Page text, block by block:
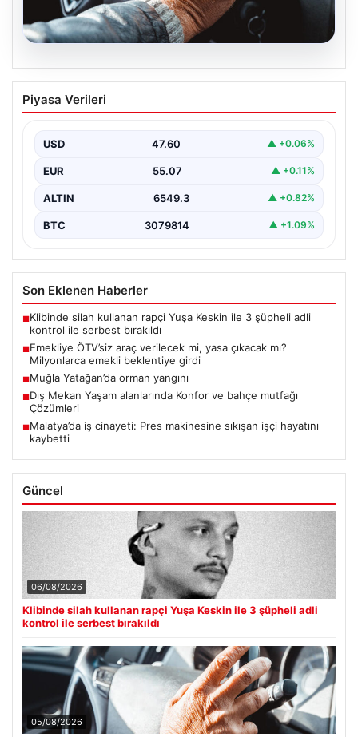
Emekliye ÖTV’siz araç verilecek mi,
yasa çıkacak mı? Milyonlarca emekli
Piyasa Verileri
USD 47.60 ▲ +0.06%
EUR 55.07 ▲ +0.11%
ALTIN 6549.3 ▲ +0.82%
BTC 3079814 ▲ +1.09%
Son Eklenen Haberler
■Klibinde silah kullanan rapçi Yuşa Keskin ile 3 şüpheli adli
kontrol ile serbest bırakıldı
■Emekliye ÖTV’siz araç verilecek mi, yasa çıkacak mı?
Milyonlarca emekli beklentiye girdi
■Muğla Yatağan’da orman yangını
■Dış Mekan Yaşam alanlarında Konfor ve bahçe mutfağı
Çözümleri
■Malatya’da iş cinayeti: Pres makinesine sıkışan işçi hayatını
kaybetti
Güncel
06/08/2026
Klibinde silah kullanan rapçi Yuşa Keskin ile 3 şüpheli adli
kontrol ile serbest bırakıldı
05/08/2026